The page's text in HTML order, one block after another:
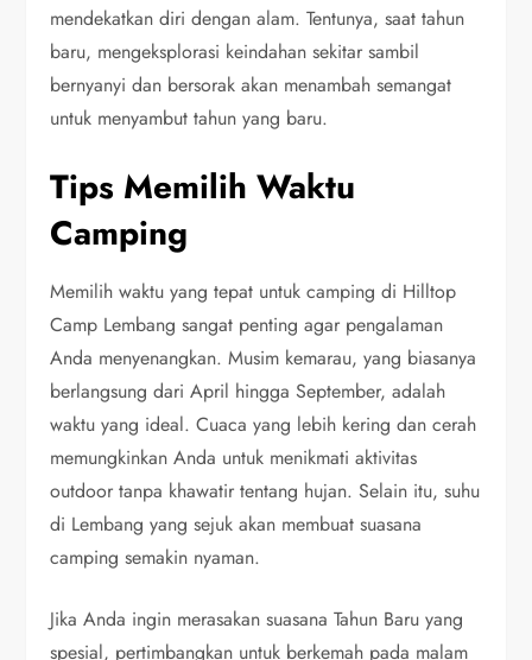
mendekatkan diri dengan alam. Tentunya, saat tahun
baru, mengeksplorasi keindahan sekitar sambil
bernyanyi dan bersorak akan menambah semangat
untuk menyambut tahun yang baru.
Tips Memilih Waktu
Camping
Memilih waktu yang tepat untuk camping di Hilltop
Camp Lembang sangat penting agar pengalaman
Anda menyenangkan. Musim kemarau, yang biasanya
berlangsung dari April hingga September, adalah
waktu yang ideal. Cuaca yang lebih kering dan cerah
memungkinkan Anda untuk menikmati aktivitas
outdoor tanpa khawatir tentang hujan. Selain itu, suhu
di Lembang yang sejuk akan membuat suasana
camping semakin nyaman.
Jika Anda ingin merasakan suasana Tahun Baru yang
spesial, pertimbangkan untuk berkemah pada malam